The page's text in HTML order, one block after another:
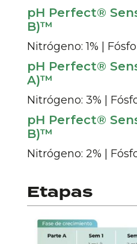
pH Perfect®
B)™
Nitrógeno: 1% |
pH Perfect®
A)™
Nitrógeno: 3% |
pH Perfect®
B)™
Nitrógeno: 2% |
Etapas